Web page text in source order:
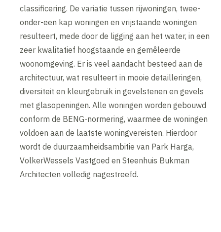
classificering. De variatie tussen rijwoningen, twee-
onder-een kap woningen en vrijstaande woningen
resulteert, mede door de ligging aan het water, in een
zeer kwalitatief hoogstaande en gemêleerde
woonomgeving. Er is veel aandacht besteed aan de
architectuur, wat resulteert in mooie detailleringen,
diversiteit en kleurgebruik in gevelstenen en gevels
met glasopeningen. Alle woningen worden gebouwd
conform de BENG-normering, waarmee de woningen
voldoen aan de laatste woningvereisten. Hierdoor
wordt de duurzaamheidsambitie van Park Harga,
VolkerWessels Vastgoed en Steenhuis Bukman
Architecten volledig nagestreefd.